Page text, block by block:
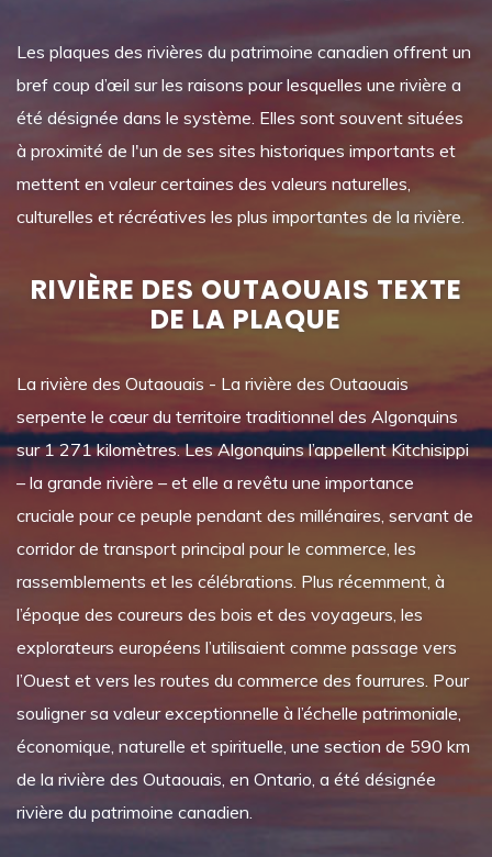
Les plaques des rivières du patrimoine canadien offrent un
bref coup d’œil sur les raisons pour lesquelles une rivière a
été désignée dans le système. Elles sont souvent situées
à proximité de l'un de ses sites historiques importants et
mettent en valeur certaines des valeurs naturelles,
culturelles et récréatives les plus importantes de la rivière.
RIVIÈRE DES OUTAOUAIS TEXTE
DE LA PLAQUE
La rivière des Outaouais - La rivière des Outaouais
serpente le cœur du territoire traditionnel des Algonquins
sur 1 271 kilomètres. Les Algonquins l’appellent Kitchisippi
– la grande rivière – et elle a revêtu une importance
cruciale pour ce peuple pendant des millénaires, servant de
corridor de transport principal pour le commerce, les
rassemblements et les célébrations. Plus récemment, à
l’époque des coureurs des bois et des voyageurs, les
explorateurs européens l’utilisaient comme passage vers
l’Ouest et vers les routes du commerce des fourrures. Pour
souligner sa valeur exceptionnelle à l’échelle patrimoniale,
économique, naturelle et spirituelle, une section de 590 km
de la rivière des Outaouais, en Ontario, a été désignée
rivière du patrimoine canadien.